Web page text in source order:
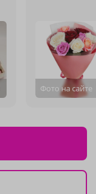
Фото на сайте